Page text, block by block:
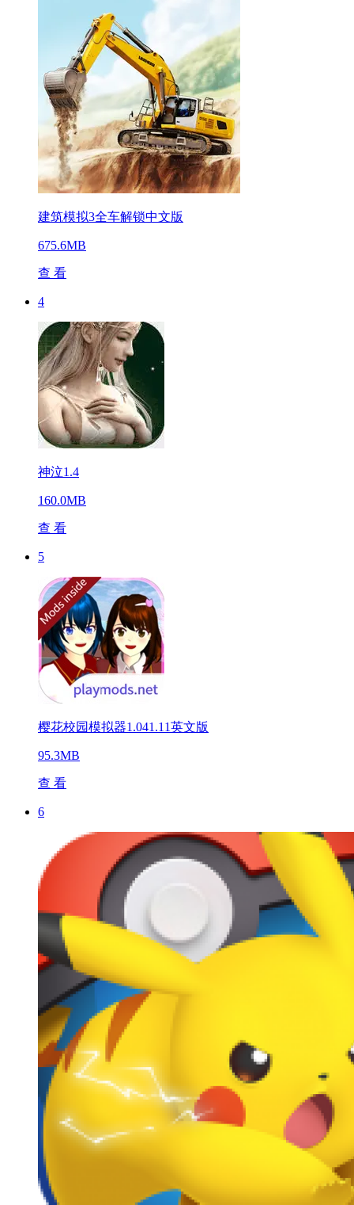
建筑模拟3全车解锁中文版
675.6MB
查 看
4
神泣1.4
160.0MB
查 看
5
樱花校园模拟器1.041.11英文版
95.3MB
查 看
6